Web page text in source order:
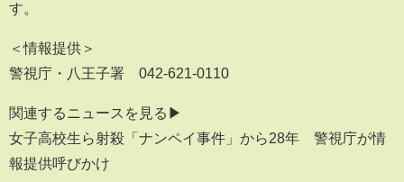
す。
＜情報提供＞
警視庁・八王子署 042-621-0110
関連するニュースを見る▶
女子高校生ら射殺「ナンペイ事件」から28年 警視庁が情
報提供呼びかけ